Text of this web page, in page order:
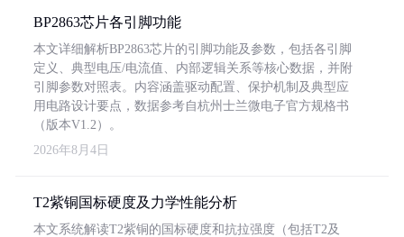
BP2863芯片各引脚功能
本文详细解析BP2863芯片的引脚功能及参数，包括各引脚
定义、典型电压/电流值、内部逻辑关系等核心数据，并附
引脚参数对照表。内容涵盖驱动配置、保护机制及典型应
用电路设计要点，数据参考自杭州士兰微电子官方规格书
（版本V1.2）。
2026年8月4日
T2紫铜国标硬度及力学性能分析
本文系统解读T2紫铜的国标硬度和抗拉强度（包括T2及